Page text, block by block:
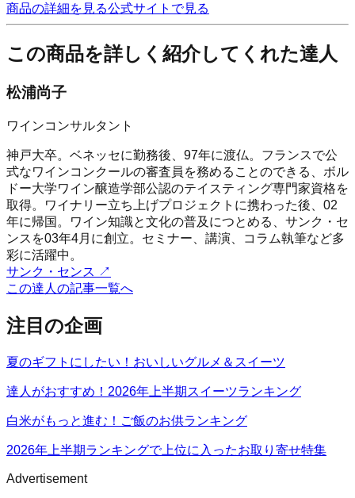
商品の詳細を見る公式サイトで見る
この商品を詳しく紹介してくれた達人
松浦尚子
ワインコンサルタント
神戸大卒。ベネッセに勤務後、97年に渡仏。フランスで公
式なワインコンクールの審査員を務めることのできる、ボル
ドー大学ワイン醸造学部公認のテイスティング専門家資格を
取得。ワイナリー立ち上げプロジェクトに携わった後、02
年に帰国。ワイン知識と文化の普及につとめる、サンク・セ
ンスを03年4月に創立。セミナー、講演、コラム執筆など多
彩に活躍中。
サンク・センス ↗
この達人の記事一覧へ
注目の企画
夏のギフトにしたい！おいしいグルメ＆スイーツ
達人がおすすめ！2026年上半期スイーツランキング
白米がもっと進む！ご飯のお供ランキング
2026年上半期ランキングで上位に入ったお取り寄せ特集
Advertisement